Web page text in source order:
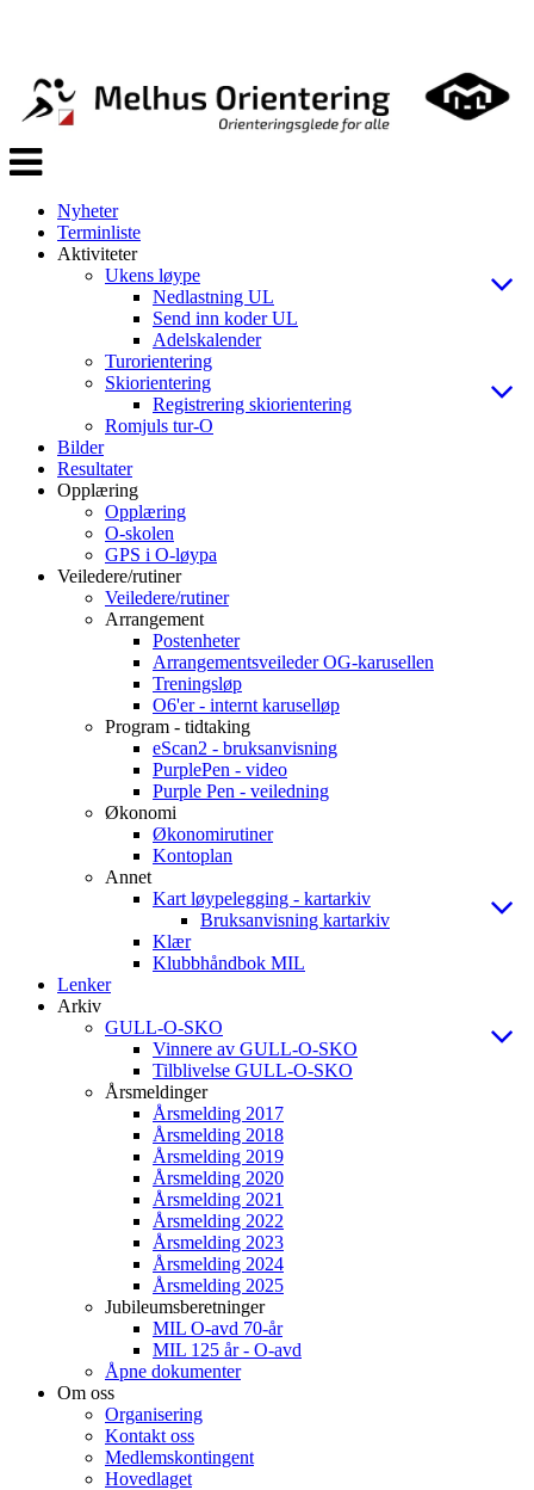
Veksle
navigasjon
Nyheter
Terminliste
Aktiviteter
Ukens løype
Nedlastning UL
Send inn koder UL
Adelskalender
Turorientering
Skiorientering
Registrering skiorientering
Romjuls tur-O
Bilder
Resultater
Opplæring
Opplæring
O-skolen
GPS i O-løypa
Veiledere/rutiner
Veiledere/rutiner
Arrangement
Postenheter
Arrangementsveileder OG-karusellen
Treningsløp
O6'er - internt karuselløp
Program - tidtaking
eScan2 - bruksanvisning
PurplePen - video
Purple Pen - veiledning
Økonomi
Økonomirutiner
Kontoplan
Annet
Kart løypelegging - kartarkiv
Bruksanvisning kartarkiv
Klær
Klubbhåndbok MIL
Lenker
Arkiv
GULL-O-SKO
Vinnere av GULL-O-SKO
Tilblivelse GULL-O-SKO
Årsmeldinger
Årsmelding 2017
Årsmelding 2018
Årsmelding 2019
Årsmelding 2020
Årsmelding 2021
Årsmelding 2022
Årsmelding 2023
Årsmelding 2024
Årsmelding 2025
Jubileumsberetninger
MIL O-avd 70-år
MIL 125 år - O-avd
Åpne dokumenter
Om oss
Organisering
Kontakt oss
Medlemskontingent
Hovedlaget